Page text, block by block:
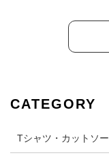
CATEGORY
Tシャツ・カットソー